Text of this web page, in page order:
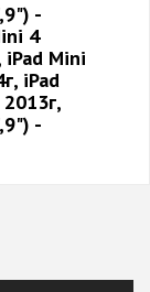
-
4
iPad Mini
iPad
-